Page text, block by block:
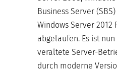
Business Server
Windows Server 2012
abgelaufen. Es ist
veraltete Server-
durch moderne